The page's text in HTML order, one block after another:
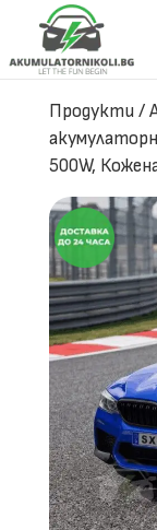
Продукти/
500W,